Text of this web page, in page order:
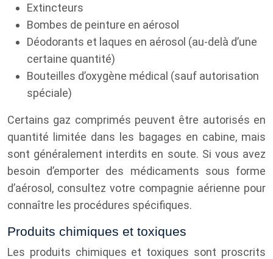
Extincteurs
Bombes de peinture en aérosol
Déodorants et laques en aérosol (au-delà d’une
certaine quantité)
Bouteilles d’oxygène médical (sauf autorisation
spéciale)
Certains gaz comprimés peuvent être autorisés en
quantité limitée dans les bagages en cabine, mais
sont généralement interdits en soute. Si vous avez
besoin d’emporter des médicaments sous forme
d’aérosol, consultez votre compagnie aérienne pour
connaître les procédures spécifiques.
Produits chimiques et toxiques
Les produits chimiques et toxiques sont proscrits